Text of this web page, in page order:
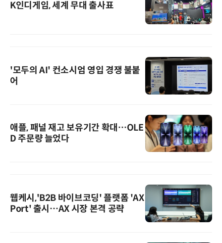
K인디게임, 세계 무대 출사표
'모두의 AI' 컨소시엄 영입 경쟁 불붙
어
애플, 패널 재고 보유기간 확대…OLE
D 주문량 늘었다
웹케시,'B2B 바이브코딩' 플랫폼 'AX
Port' 출시…AX 시장 본격 공략